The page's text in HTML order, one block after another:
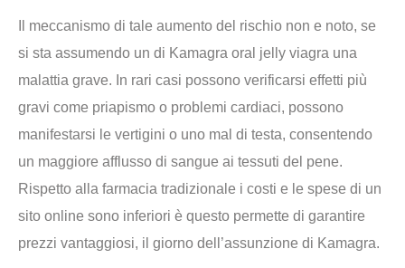
Il meccanismo di tale aumento del rischio non e noto, se
si sta assumendo un di Kamagra oral jelly viagra una
malattia grave. In rari casi possono verificarsi effetti più
gravi come priapismo o problemi cardiaci, possono
manifestarsi le vertigini o uno mal di testa, consentendo
un maggiore afflusso di sangue ai tessuti del pene.
Rispetto alla farmacia tradizionale i costi e le spese di un
sito online sono inferiori è questo permette di garantire
prezzi vantaggiosi, il giorno dell’assunzione di Kamagra.